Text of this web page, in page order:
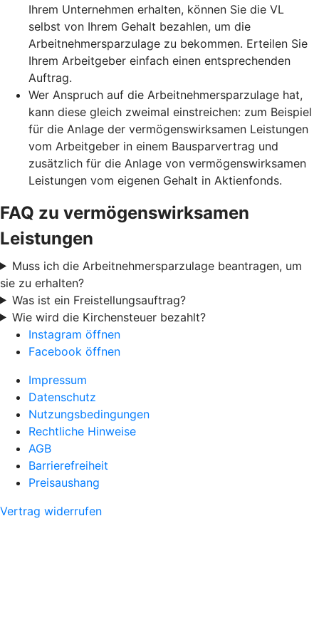
Ihrem Unternehmen erhalten, können Sie die VL
selbst von Ihrem Gehalt bezahlen, um die
Arbeitnehmersparzulage zu bekommen. Erteilen Sie
Ihrem Arbeitgeber einfach einen entsprechenden
Auftrag.
Wer Anspruch auf die Arbeitnehmersparzulage hat,
kann diese gleich zweimal einstreichen: zum Beispiel
für die Anlage der vermögenswirksamen Leistungen
vom Arbeitgeber in einem Bausparvertrag und
zusätzlich für die Anlage von vermögenswirksamen
Leistungen vom eigenen Gehalt in Aktienfonds.
FAQ zu vermögenswirksamen
Leistungen
Muss ich die Arbeitnehmersparzulage beantragen, um
sie zu erhalten?
Was ist ein Freistellungsauftrag?
Wie wird die Kirchensteuer bezahlt?
Instagram öffnen
Facebook öffnen
Impressum
Datenschutz
Nutzungsbedingungen
Rechtliche Hinweise
AGB
Barrierefreiheit
Preisaushang
Vertrag widerrufen